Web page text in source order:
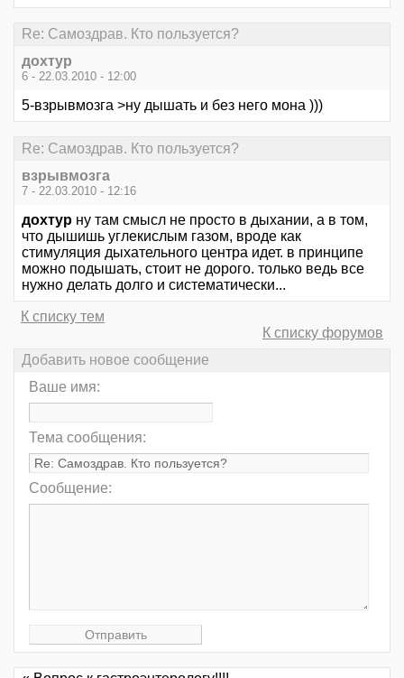
Re: Самоздрав. Кто пользуется?
дохтур
6 - 22.03.2010 - 12:00
5-взрывмозга >ну дышать и без него мона )))
Re: Самоздрав. Кто пользуется?
взрывмозга
7 - 22.03.2010 - 12:16
дохтур ну там смысл не просто в дыхании, а в том,
что дышишь углекислым газом, вроде как
стимуляция дыхательного центра идет. в принципе
можно подышать, стоит не дорого. только ведь все
нужно делать долго и систематически...
К списку тем
К списку форумов
Добавить новое сообщение
Ваше имя:
Тема сообщения:
Сообщение: